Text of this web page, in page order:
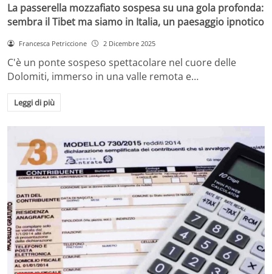
La passerella mozzafiato sospesa su una gola profonda:
sembra il Tibet ma siamo in Italia, un paesaggio ipnotico
Francesca Petriccione 2 Dicembre 2025
C'è un ponte sospeso spettacolare nel cuore delle
Dolomiti, immerso in una valle remota e…
Leggi di più